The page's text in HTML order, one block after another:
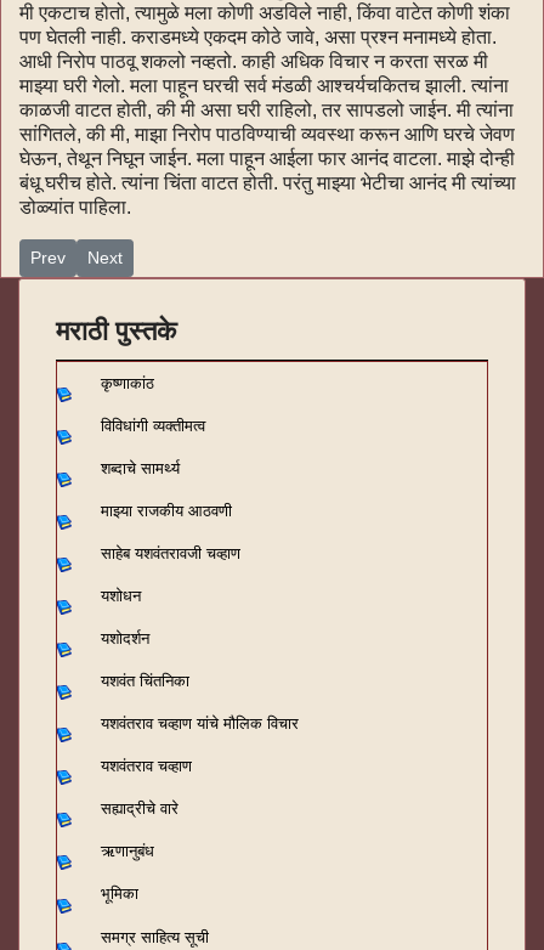
मी एकटाच होतो, त्यामुळे मला कोणी अडविले नाही, किंवा वाटेत कोणी शंका
पण घेतली नाही. कराडमध्ये एकदम कोठे जावे, असा प्रश्न मनामध्ये होता.
आधी निरोप पाठवू शकलो नव्हतो. काही अधिक विचार न करता सरळ मी
माझ्या घरी गेलो. मला पाहून घरची सर्व मंडळी आश्चर्यचकितच झाली. त्यांना
काळजी वाटत होती, की मी असा घरी राहिलो, तर सापडलो जाईन. मी त्यांना
सांगितले, की मी, माझा निरोप पाठविण्याची व्यवस्था करून आणि घरचे जेवण
घेऊन, तेथून निघून जाईन. मला पाहून आईला फार आनंद वाटला. माझे दोन्ही
बंधू घरीच होते. त्यांना चिंता वाटत होती. परंतु माझ्या भेटीचा आनंद मी त्यांच्या
डोळ्यांत पाहिला.
Previous article: कृष्णाकांठ१५८
Prev Next article: कृष्णाकांठ१५६
Next
मराठी पुस्तके
कृष्णाकांठ
विविधांगी व्यक्तीमत्व
शब्दाचे सामर्थ्य
माझ्या राजकीय आठवणी
साहेब यशवंतरावजी चव्हाण
यशोधन
यशोदर्शन
यशवंत चिंतनिका
यशवंतराव चव्हाण यांचे मौलिक विचार
यशवंतराव चव्हाण
सह्याद्रीचे वारे
ऋणानुबंध
भूमिका
समग्र साहित्य सूची